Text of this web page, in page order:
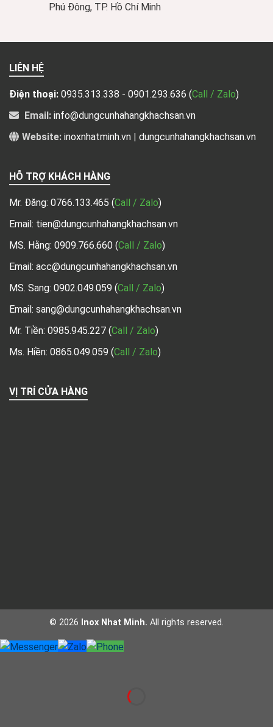
Phú Đông, TP. Hồ Chí Minh
LIÊN HỆ
Điện thoại: 0935.313.338 - 0901.293.636 (Call / Zalo)
Email: info@dungcunhahangkhachsan.vn
Website: inoxnhatminh.vn | dungcunhahangkhachsan.vn
HỖ TRỢ KHÁCH HÀNG
Mr. Đăng: 0766.133.465 (Call / Zalo)
Email: tien@dungcunhahangkhachsan.vn
MS. Hằng: 0909.766.660 (Call / Zalo)
Email: acc@dungcunhahangkhachsan.vn
MS. Sang: 0902.049.059 (Call / Zalo)
Email: sang@dungcunhahangkhachsan.vn
Mr. Tiền: 0985.945.227 (Call / Zalo)
Ms. Hiền: 0865.049.059 (Call / Zalo)
VỊ TRÍ CỬA HÀNG
© 2026 Inox Nhat Minh. All rights reserved.